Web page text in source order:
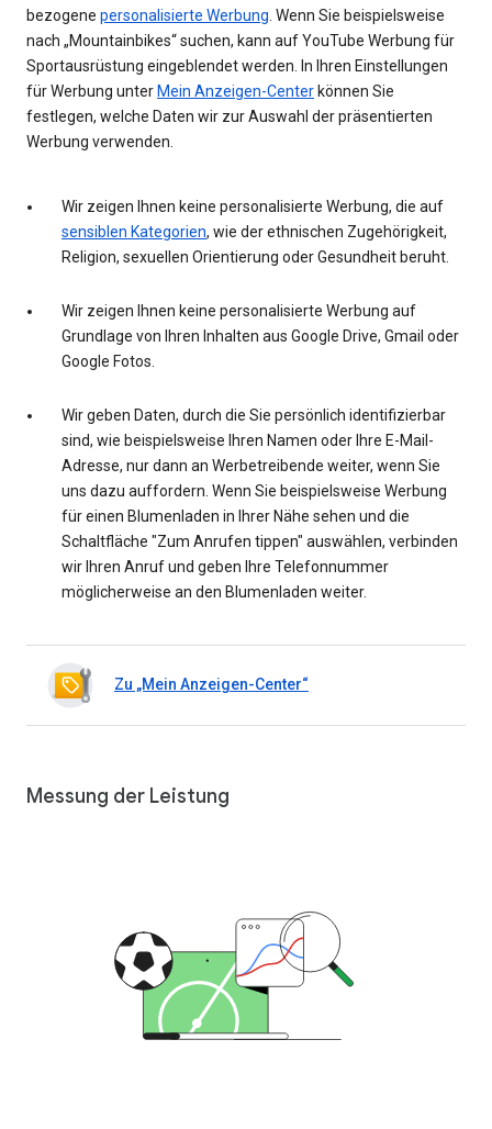
bezogene personalisierte Werbung . Wenn Sie beispielsweise
nach „Mountainbikes“ suchen, kann auf YouTube Werbung für
Sportausrüstung eingeblendet werden. In Ihren Einstellungen
für Werbung unterMein Anzeigen-Centerkönnen Sie
festlegen, welche Daten wir zur Auswahl der präsentierten
Werbung verwenden.
Wir zeigen Ihnen keine personalisierte Werbung, die auf
sensiblen Kategorien, wie der ethnischen Zugehörigkeit,
Religion, sexuellen Orientierung oder Gesundheit beruht.
Wir zeigen Ihnen keine personalisierte Werbung auf
Grundlage von Ihren Inhalten aus Google Drive, Gmail oder
Google Fotos.
Wir geben Daten, durch die Sie persönlich identifizierbar
sind, wie beispielsweise Ihren Namen oder Ihre E-Mail-
Adresse, nur dann an Werbetreibende weiter, wenn Sie
uns dazu auffordern. Wenn Sie beispielsweise Werbung
für einen Blumenladen in Ihrer Nähe sehen und die
Schaltfläche "Zum Anrufen tippen" auswählen, verbinden
wir Ihren Anruf und geben Ihre Telefonnummer
möglicherweise an den Blumenladen weiter.
Zu „Mein Anzeigen-Center“
Messung der Leistung